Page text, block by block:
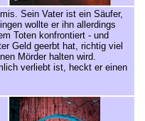
Sein Vater ist ein Säufer,
wollte er ihn allerdings
Toten konfrontiert - und
Geld geerbt hat, richtig viel
Mörder halten wird.
verliebt ist, heckt er einen